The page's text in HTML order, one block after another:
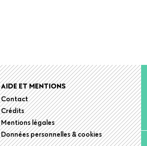
AIDE ET MENTIONS
Contact
Crédits
Mentions légales
Données personnelles & cookies